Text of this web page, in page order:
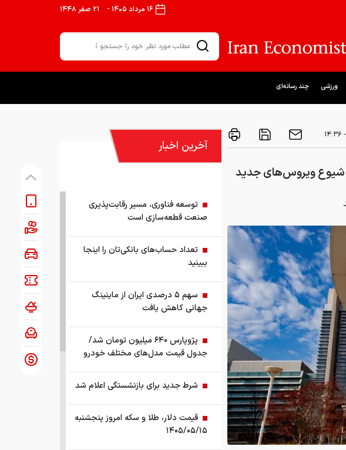
۱۶ مرداد ۱۴۰۵ - ۲۱ صفر ۱۴۴۸
ورزشی چند رسانه‌ای
شیوع ویروس‌های جدید
آخرین اخبار
توسعه فناوری، مسیر رقابت‌پذیری
صنعت قطعه‌سازی است
تعداد حساب‌های بانکی‌تان را اینجا
ببینید
سهم ۵ درصدی ایران از ماینینگ
جهانی کاهش یافت
پژوپارس ۶۴۰ میلیون تومان شد/
جدول قیمت مدل‌های مختلف خودرو
شرط جدید برای بازنشستگی اعلام شد
قیمت دلار، طلا و سکه امروز پنجشنبه
۱۴۰۵/۰۵/۱۵